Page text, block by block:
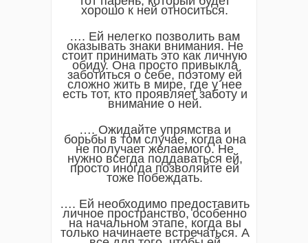
хорошо к ней относиться.
…. Ей нелегко позволить вам
оказывать знаки внимания. Не
стоит принимать это как личную
обиду. Она просто привыкла
заботиться о себе, поэтому ей
сложно жить в мире, где у нее
есть тот, кто проявляет заботу и
внимание о ней.
…. Ожидайте упрямства и
борьбы в том случае, когда она
не получает желаемого. Не
нужно всегда поддаваться ей,
просто иногда позволяйте ей
тоже побеждать.
…. Ей необходимо предоставить
личное пространство, особенно
на начальном этапе, когда вы
только начинаете встречаться. А